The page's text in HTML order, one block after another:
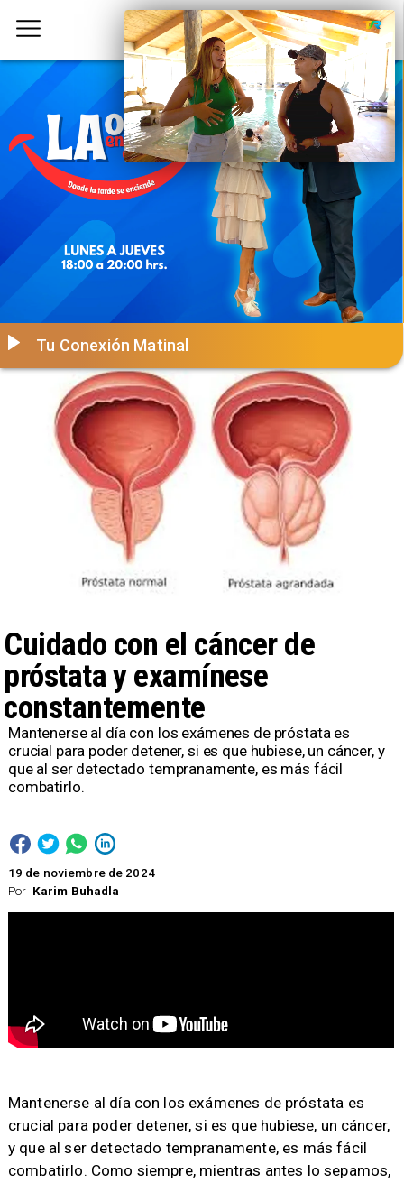
Por Karim Buhadla
Cuidado con el cáncer de
próstata y examínese
constantemente
Tu Conexión Matinal
19 de noviembre de 2024
Mantenerse al día con los exámenes de próstata es
crucial para poder detener, si es que hubiese, un cáncer, y
que al ser detectado tempranamente, es más fácil
combatirlo.
​Mantenerse al día con los exámenes de próstata es
crucial para poder detener, si es que hubiese, un cáncer,
y que al ser detectado tempranamente, es más fácil
combatirlo. Como siempre, mientras antes lo sepamos,